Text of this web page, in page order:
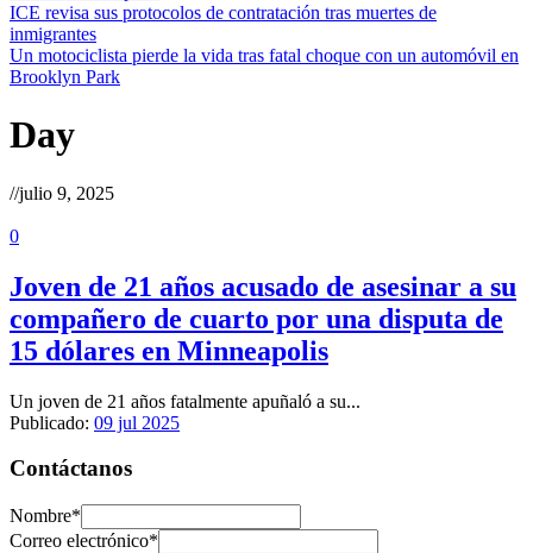
ICE revisa sus protocolos de contratación tras muertes de
inmigrantes
Un motociclista pierde la vida tras fatal choque con un automóvil en
Brooklyn Park
Day
//julio 9, 2025
0
Joven de 21 años acusado de asesinar a su
compañero de cuarto por una disputa de
15 dólares en Minneapolis
Un joven de 21 años fatalmente apuñaló a su...
Publicado: 09 jul 2025
Contáctanos
Nombre*
Correo electrónico*